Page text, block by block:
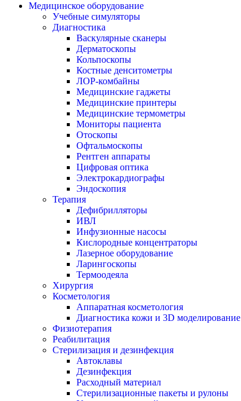
Медицинское оборудование
Учебные симуляторы
Диагностика
Васкулярные сканеры
Дерматоскопы
Кольпоскопы
Костные денситометры
ЛОР-комбайны
Медицинские гаджеты
Медицинские принтеры
Медицинские термометры
Мониторы пациента
Отоскопы
Офтальмоскопы
Рентген аппараты
Цифровая оптика
Электрокардиографы
Эндоскопия
Терапия
Дефибрилляторы
ИВЛ
Инфузионные насосы
Кислородные концентраторы
Лазерное оборудование
Ларингоскопы
Термоодеяла
Хирургия
Косметология
Аппаратная косметология
Диагностика кожи и 3D моделирование
Физиотерапия
Реабилитация
Стерилизация и дезинфекция
Автоклавы
Дезинфекция
Расходный материал
Стерилизационные пакеты и рулоны